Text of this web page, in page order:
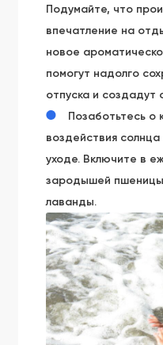
Подумайте, что
впечатление на
новое
помогут надолго
отпуска и создадут
Позаботьтесь о
воздействия
уходе. Включите в
зародышей
лаванды.